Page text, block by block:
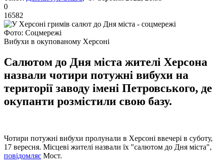
0
16582
Фото: Соцмережі
Вибухи в окупованому Херсоні
Салютом до Дня міста жителі Херсона
назвали чотири потужні вибухи на
території заводу імені Петровського, де
окупанти розмістили свою базу.
Чотири потужні вибухи пролунали в Херсоні ввечері в суботу,
17 вересня. Місцеві жителі назвали їх "салютом до Дня міста",
повідомляє Мост.